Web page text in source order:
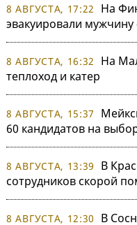
8 АВГУСТА, 17:22
На
эвакуировали мужчину
8 АВГУСТА, 16:32
На
теплоход и катер
8 АВГУСТА, 15:37
60 кандидатов на
8 АВГУСТА, 13:39
В
сотрудников скорой
8 АВГУСТА, 12:30
В